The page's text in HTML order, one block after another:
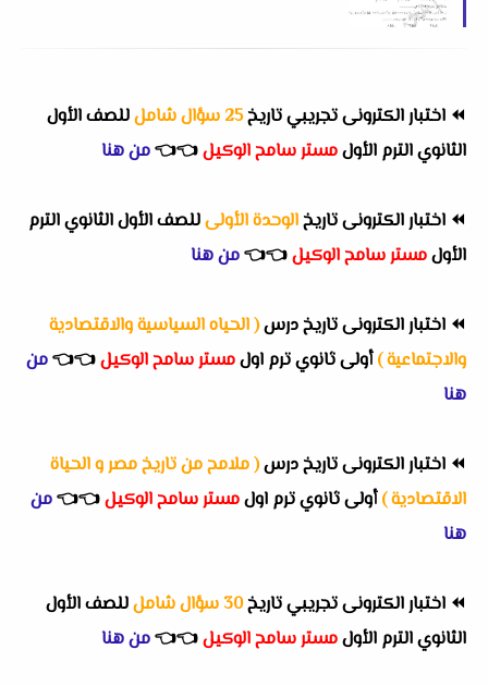
⏪ اختبار الكترونى تجريبي تاريخ25 سؤال شامل
للصف الأول
الثانوي الترم الأولمستر سامح الوكيل👈
👈من هنا
⏪ اختبار الكترونى تاريخالوحدة الأولىللصف الأول الثانوي الترم
الأولمستر سامح الوكيل👈
👈من هنا
⏪ اختبار الكترونى تاريخ درس( الحياه السياسية والاقتصادية
والاجتماعية )أولى ثانوي ترم اولمستر سامح الوكيل👈
👈من
هنا
⏪ اختبار الكترونى تاريخ درس( ملامح من تاريخ مصر و الحياة
الاقتصادية )أولى ثانوي ترم اولمستر سامح الوكيل👈
👈من
هنا
⏪ اختبار الكترونى تجريبي تاريخ30 سؤال شامل
للصف الأول
الثانوي الترم الأولمستر سامح الوكيل👈
👈من هنا